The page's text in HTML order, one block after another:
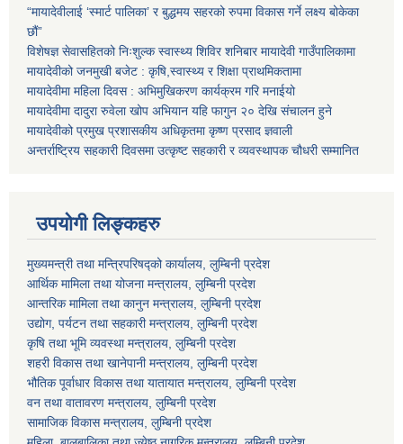
“मायादेवीलाई ‘स्मार्ट पालिका’ र बुद्धमय सहरको रुपमा विकास गर्ने लक्ष्य बोकेका
छौं”
विशेषज्ञ सेवासहितको निःशुल्क स्वास्थ्य शिविर शनिबार मायादेवी गाउँपालिकामा
मायादेवीको जनमुखी बजेट : कृषि,स्वास्थ्य र शिक्षा प्राथमिकतामा
मायादेवीमा महिला दिवस : अभिमुखिकरण कार्यक्रम गरि मनाईयो
मायादेवीमा दादुरा रुवेला खोप अभियान यहि फागुन २० देखि संचालन हुने
मायादेवीको प्रमुख प्रशासकीय अधिकृतमा कृष्ण प्रसाद ज्ञवाली
अन्तर्राष्ट्रिय सहकारी दिवसमा उत्कृष्ट सहकारी र व्यवस्थापक चौधरी सम्मानित
उपयोगी लिङ्कहरु
मुख्यमन्त्री तथा मन्त्रिपरिषद्को कार्यालय, लुम्बिनी प्रदेश
आर्थिक मामिला तथा योजना मन्त्रालय, लुम्बिनी प्रदेश
आन्तरिक मामिला तथा कानुन मन्त्रालय, लुम्बिनी प्रदेश
उद्योग, पर्यटन तथा सहकारी मन्त्रालय, लुम्बिनी प्रदेश
कृषि तथा भूमि व्यवस्था मन्त्रालय, लुम्बिनी प्रदेश
शहरी विकास तथा खानेपानी मन्त्रालय, लुम्बिनी प्रदेश
भौतिक पूर्वाधार विकास तथा यातायात मन्त्रालय, लुम्बिनी प्रदेश
वन तथा वातावरण मन्त्रालय, लुम्बिनी प्रदेश
सामाजिक विकास मन्त्रालय, लुम्बिनी प्रदेश